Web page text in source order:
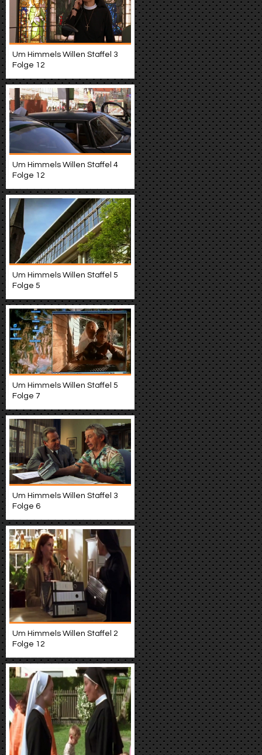
Um Himmels Willen Staffel 3
Folge 12
Um Himmels Willen Staffel 4
Folge 12
Um Himmels Willen Staffel 5
Folge 5
Um Himmels Willen Staffel 5
Folge 7
Um Himmels Willen Staffel 3
Folge 6
Um Himmels Willen Staffel 2
Folge 12